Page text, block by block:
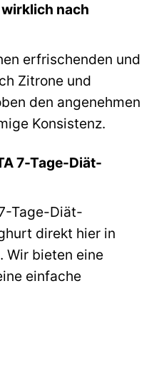
nach
erfrischenden und
Zitrone und
den angenehmen
Konsistenz.
7-Tage-Diät-
Tage-Diät-
direkt hier in
Wir bieten eine
einfache